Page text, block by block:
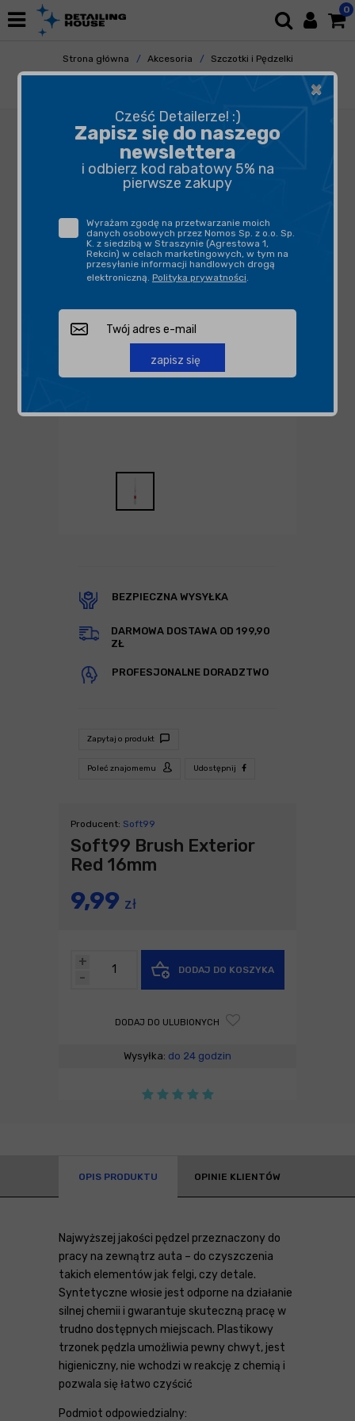
0
Strona główna Akcesoria
Szczotki i Pędzelki
Do Elementów Zewnętrznych
BEZPIECZNA WYSYŁKA
DARMOWA DOSTAWA OD 199,90
ZŁ
PROFESJONALNE DORADZTWO
Zapytaj o produkt
Poleć znajomemu Udostępnij
Producent: Soft99
Soft99 Brush Exterior
Red 16mm
9,99 zł
-
+
DODAJ DO KOSZYKA
DODAJ DO ULUBIONYCH
Wysyłka: do 24 godzin
OPIS PRODUKTU OPINIE KLIENTÓW
Najwyższej jakości pędzel przeznaczony do
pracy na zewnątrz auta – do czyszczenia
takich elementów jak felgi, czy detale.
Syntetyczne włosie jest odporne na działanie
silnej chemii i gwarantuje skuteczną pracę w
trudno dostępnych miejscach. Plastikowy
trzonek pędzla umożliwia pewny chwyt, jest
higieniczny, nie wchodzi w reakcję z chemią i
pozwala się łatwo czyścić
Podmiot odpowiedzialny:
×
Cześć Detailerze! :)
Zapisz się do naszego
newslettera
i odbierz kod rabatowy 5% na
pierwsze zakupy
Wyrażam zgodę na przetwarzanie moich
danych osobowych przez Nomos Sp. z o.o. Sp.
K. z siedzibą w Straszynie (Agrestowa 1,
Rekcin) w celach marketingowych, w tym na
przesyłanie informacji handlowych drogą
elektroniczną. Polityka prywatności.
zapisz się